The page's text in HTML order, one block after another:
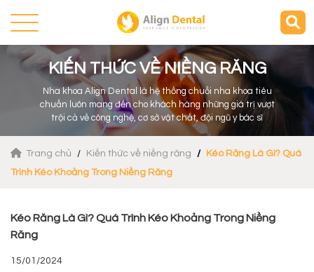
KIẾN THỨC VỀ NIỀNG RĂNG
Nha khoa Align Dental là hệ thống chuỗi nha khoa tiêu
chuẩn luôn mang đến cho khách hàng những giá trị vượt
trội cả về công nghệ, cơ sở vật chất, đội ngũ y bác sĩ
Trang chủ Kiến thức về niềng răng
Kéo Răng Là Gì? Quá
Trình Kéo Khoảng Trong Niềng Răng
Kéo Răng Là Gì? Quá Trình Kéo Khoảng Trong Niềng
Răng
15/01/2024